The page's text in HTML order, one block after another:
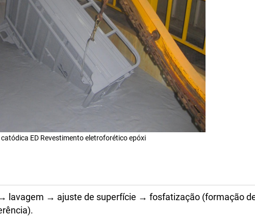
ED Revestimento eletroforético epóxi
lavagem → ajuste de superfície → fosfatização (formação